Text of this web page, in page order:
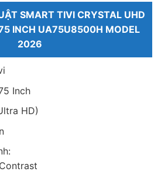
khung hình sắc nét và màu sắc
4K nằm ở khả năng tái tạo dải màu
được sự khác biệt rõ rệt khi xem
hôn rực rỡ. Sự chuyển tông màu
và độ chân thực vượt trội cho mọi
truyền hình cho đến các chương
SMART TIVI CRYSTAL UHD
INCH UA75U8500H MODEL
2026
Inch
HD)